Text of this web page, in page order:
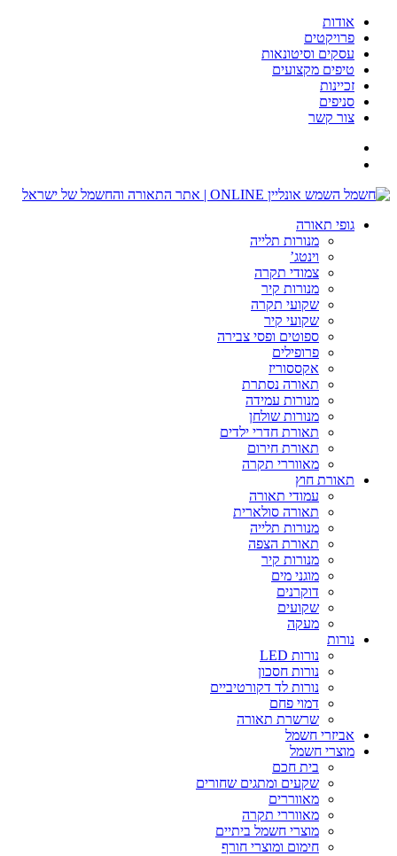
וסיטונאות
מקצועים
קשר
תאורה
מנורות תלייה
צמודי תקרה
מנורות קיר
שקועי תקרה
שקועי קיר
ספוטים ופסי צבירה
פרופילים
אקססוריז
תאורה נסתרת
מנורות עמידה
מנורות שולחן
תאורת חדרי ילדים
תאורת חירום
מאווררי תקרה
חוץ
עמודי תאורה
תאורה סולארית
מנורות תלייה
תאורת הצפה
מנורות קיר
מוגני מים
דוקרנים
שקועים
מעקה
נורות חסכון
נורות לד דקורטיביים
דמוי פחם
שרשרת תאורה
חשמל
חשמל
בית חכם
שקעים ומתגים שחורים
מאווררים
מאווררי תקרה
מוצרי חשמל ביתיים
חימום ומוצרי חורף